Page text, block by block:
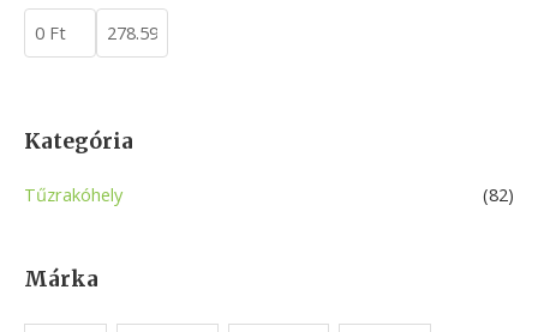
h
Kategória
Tűzrakóhely (82)
Márka